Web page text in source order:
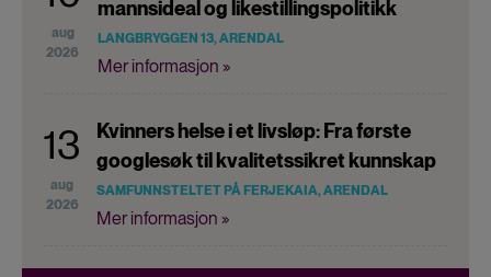
aug
2026
mannsideal og likestillingspolitikk
LANGBRYGGEN 13, ARENDAL
Mer informasjon »
13
aug
2026
Kvinners helse i et livsløp: Fra første
googlesøk til kvalitetssikret kunnskap
SAMFUNNSTELTET PÅ FERJEKAIA, ARENDAL
Mer informasjon »